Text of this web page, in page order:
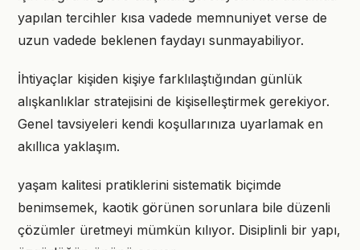
yapılan tercihler kısa vadede memnuniyet verse de
uzun vadede beklenen faydayı sunmayabiliyor.
İhtiyaçlar kişiden kişiye farklılaştığından günlük
alışkanlıklar stratejisini de kişiselleştirmek gerekiyor.
Genel tavsiyeleri kendi koşullarınıza uyarlamak en
akıllıca yaklaşım.
yaşam kalitesi pratiklerini sistematik biçimde
benimsemek, kaotik görünen sorunlara bile düzenli
çözümler üretmeyi mümkün kılıyor. Disiplinli bir yapı,